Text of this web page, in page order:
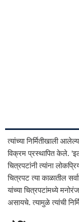
त्यांच्या निर्मितीखाली
विक्रम प्रस्थापित केले.
चित्रपटांनी त्यांना
चित्रपट त्या काळातील
यांच्या चित्रपटांमध्ये
असायचे. त्यामुळे त्यांची